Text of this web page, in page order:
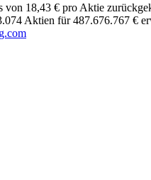
18,43 € pro Aktie
Aktien für 487.676.767 €